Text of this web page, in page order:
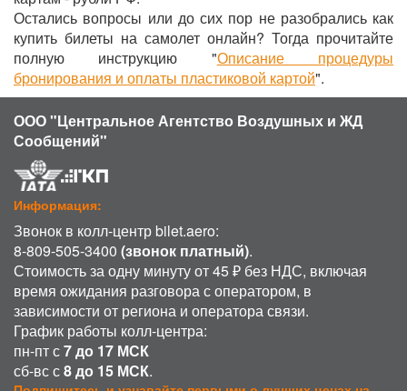
Остались вопросы или до сих пор не разобрались как
купить билеты на самолет онлайн? Тогда прочитайте
полную инструкцию "Описание процедуры
бронирования и оплаты пластиковой картой".
ООО "Центральное Агентство Воздушных и ЖД
Сообщений"
Информация:
Звонок в колл-центр bilet.aero:
8-809-505-3400 (звонок платный).
Стоимость за одну минуту от 45 ₽ без НДС, включая
время ожидания разговора с оператором, в
зависимости от региона и оператора связи.
График работы колл-центра:
пн-пт с7 до 17 МСК
сб-вс с8 до 15 МСК.